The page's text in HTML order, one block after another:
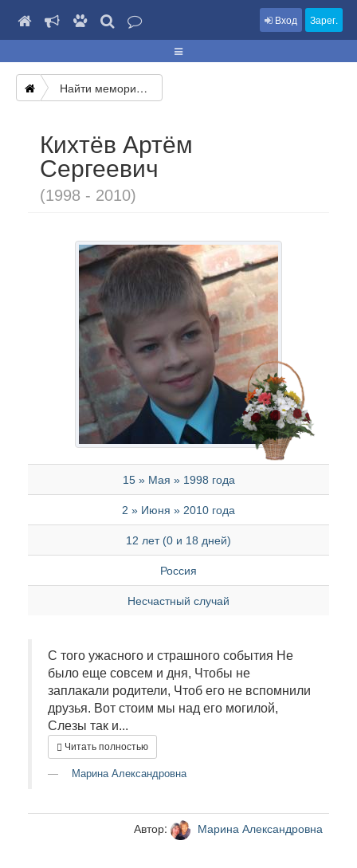
Вход Зарег.
Найти мемориал
Кихтёв Артём
Сергеевич
(1998 - 2010)
15 » Мая » 1998 года
2 » Июня » 2010 года
12 лет (0 и 18 дней)
Россия
Несчастный случай
С того ужасного и страшного события Не
было еще совсем и дня, Чтобы не
заплакали родители, Чтоб его не вспомнили
друзья. Вот стоим мы над его могилой,
Слезы так и...
Читать полностью
Марина Александровна
Автор: Марина Александровна